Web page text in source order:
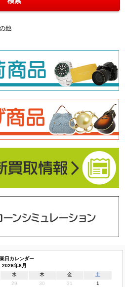
他
日カレンダー
2026年8月
水 木 金
土
29 30 31
1